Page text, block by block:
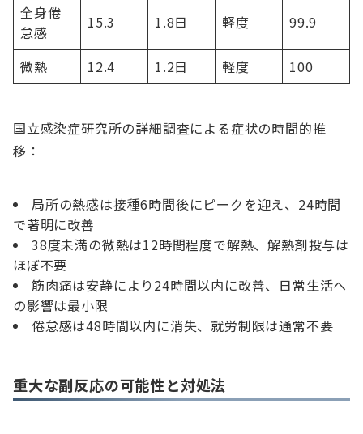
全身倦
怠感
15.3 1.8日 軽度 99.9
微熱 12.4 1.2日 軽度 100
国立感染症研究所の詳細調査による症状の時間的推
移：
局所の熱感は接種6時間後にピークを迎え、24時間
で著明に改善
38度未満の微熱は12時間程度で解熱、解熱剤投与は
ほぼ不要
筋肉痛は安静により24時間以内に改善、日常生活へ
の影響は最小限
倦怠感は48時間以内に消失、就労制限は通常不要
重大な副反応の可能性と対処法